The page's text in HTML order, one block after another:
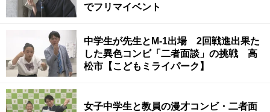
でフリマイベント
中学生が先生とM-1出場 2回戦進出果た
した異色コンビ「二者面談」の挑戦 高
松市【こどもミライパーク】
女子中学生と教員の漫才コンビ・二者面